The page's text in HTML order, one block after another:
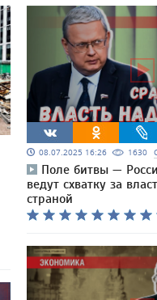
08.07.2025 16:26 1630
Поле битвы —
ведут схватку за
страной